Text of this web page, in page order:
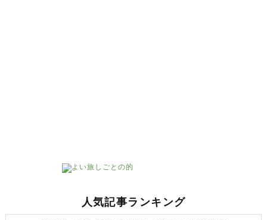
人気記事ランキング